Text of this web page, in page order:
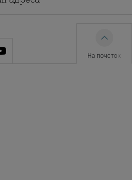
На почеток